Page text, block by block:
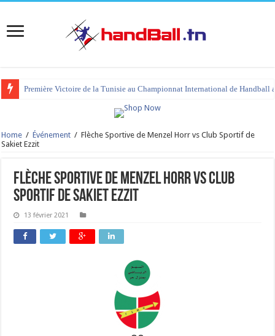
Première Victoire de la Tunisie au Championnat International de Handball
Home / Événement / Flèche Sportive de Menzel Horr vs Club Sportif de
Sakiet Ezzit
Flèche Sportive de Menzel Horr vs Club
Sportif de Sakiet Ezzit
13 février 2021